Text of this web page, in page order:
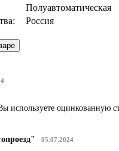
Полуавтоматическая
Россия
используете оцинкованную
05.07.2024